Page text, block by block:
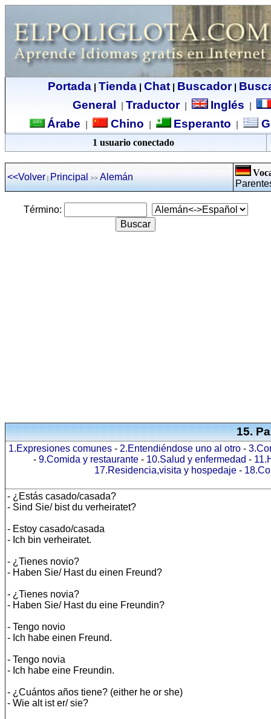
Portada| Tienda| Chat| Buscador|
General
Traductor| Inglés
Árabe Chino Esperanto
1 usuario conectado
<<Volver | Principal >> Alemán
Término:
15.
1.Expresiones comunes- 2.Entendiéndose uno al otro-
- 9.Comida y restaurante - 10.Salud y enfermedad -
17.Residencia,visita y hospedaje-
- ¿Estás casado/casada?
- Sind Sie/ bist du verheiratet?
- Estoy casado/casada
- Ich bin verheiratet.
- ¿Tienes novio?
- Haben Sie/ Hast du einen Freund?
- ¿Tienes novia?
- Haben Sie/ Hast du eine Freundin?
- Tengo novio
- Ich habe einen Freund.
- Tengo novia
- Ich habe eine Freundin.
- ¿Cuántos años tiene? (either he or she)
- Wie alt ist er/ sie?